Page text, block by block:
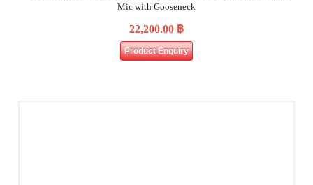
Mic with Gooseneck
22,200.00 ฿
Product Enquiry